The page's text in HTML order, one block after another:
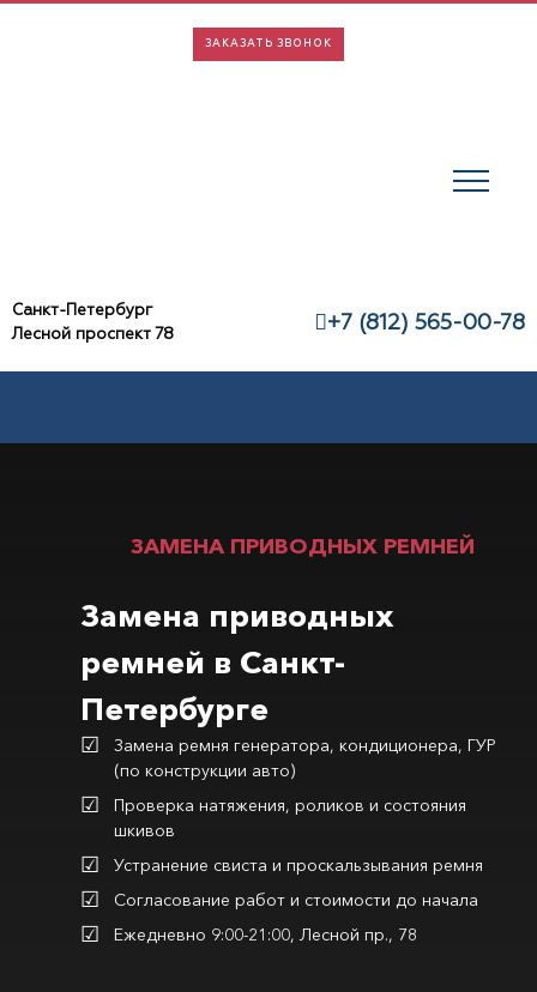
Skip
ЗАКАЗАТЬ ЗВОНОК
Санкт-Петербург
Лесной проспект 78
+7 (812) 565-00-78
ЗАМЕНА ПРИВОДНЫХ РЕМНЕЙ
Замена приводных
ремней в Санкт-
Петербурге
Замена ремня генератора, кондиционера, ГУР
(по конструкции авто)
Проверка натяжения, роликов и состояния
шкивов
Устранение свиста и проскальзывания ремня
Согласование работ и стоимости до начала
Ежедневно 9:00-21:00, Лесной пр., 78